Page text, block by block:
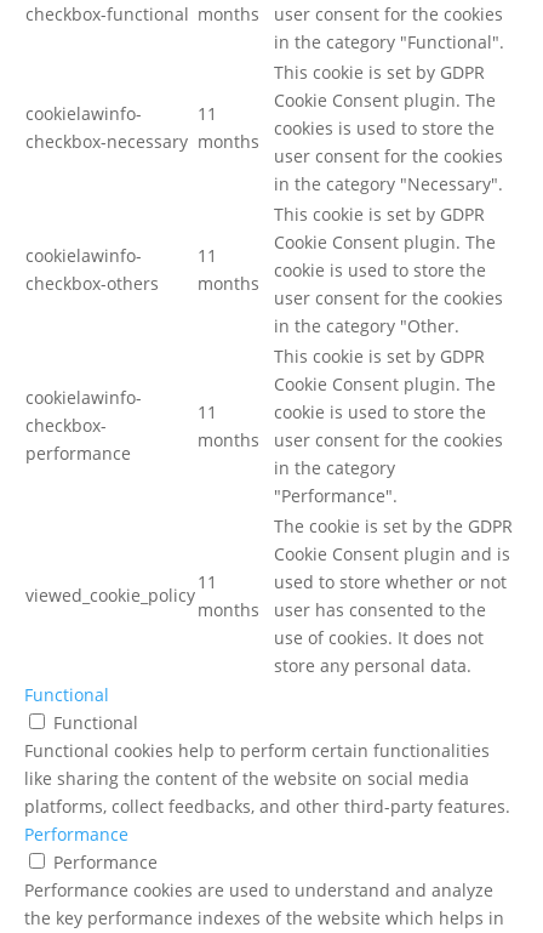
checkbox-functional months
user consent for the cookies
in the category "Functional".
cookielawinfo-
checkbox-necessary
11
months
This cookie is set by GDPR
Cookie Consent plugin. The
cookies is used to store the
user consent for the cookies
in the category "Necessary".
cookielawinfo-
checkbox-others
11
months
This cookie is set by GDPR
Cookie Consent plugin. The
cookie is used to store the
user consent for the cookies
in the category "Other.
cookielawinfo-
checkbox-
performance
11
months
This cookie is set by GDPR
Cookie Consent plugin. The
cookie is used to store the
user consent for the cookies
in the category
"Performance".
viewed_cookie_policy
11
months
The cookie is set by the GDPR
Cookie Consent plugin and is
used to store whether or not
user has consented to the
use of cookies. It does not
store any personal data.
Functional
Functional
Functional cookies help to perform certain functionalities
like sharing the content of the website on social media
platforms, collect feedbacks, and other third-party features.
Performance
Performance
Performance cookies are used to understand and analyze
the key performance indexes of the website which helps in